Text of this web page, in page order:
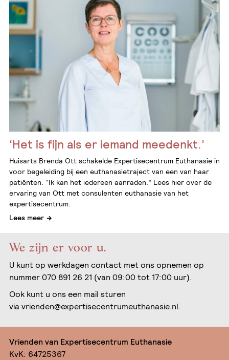
‘Het is fijn als er iemand meedenkt.’
Huisarts Brenda Ott schakelde Expertisecentrum Euthanasie in
voor begeleiding bij een euthanasietraject van een van haar
patiënten. “Ik kan het iedereen aanraden.” Lees hier over de
ervaring van Ott met consulenten euthanasie van het
expertisecentrum.
Lees meer
We zijn er voor u.
U kunt op werkdagen contact met ons opnemen op
nummer 070 891 26 21 (van 09:00 tot 17:00 uur).
Ook kunt u ons een mail sturen
via vrienden@expertisecentrumeuthanasie.nl.
Vrienden van Expertisecentrum Euthanasie
KvK: 64725367